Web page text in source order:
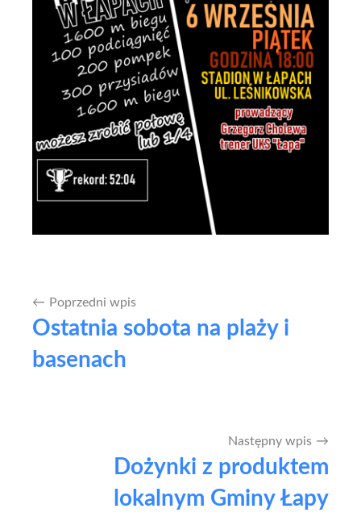
Nawigacja
wpisu
Poprzedni wpis
Ostatnia sobota na plaży i
basenach
Następny wpis
Dożynki z produktem
lokalnym Gminy Łapy